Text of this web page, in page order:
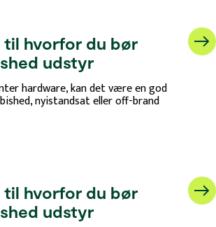
hvorfor du bør
udstyr
hardware, kan det være en god
nyistandsat eller off-brand
hvorfor du bør
udstyr